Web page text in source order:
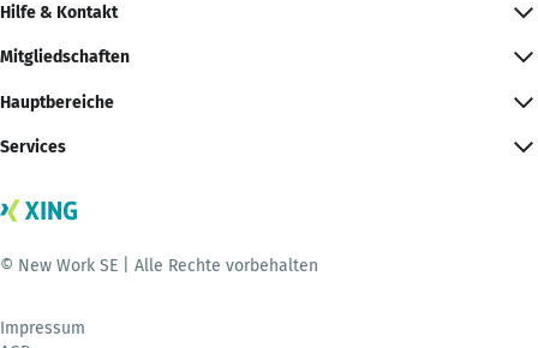
Hilfe & Kontakt
Mitgliedschaften
Hauptbereiche
Services
© New Work SE | Alle Rechte vorbehalten
Impressum